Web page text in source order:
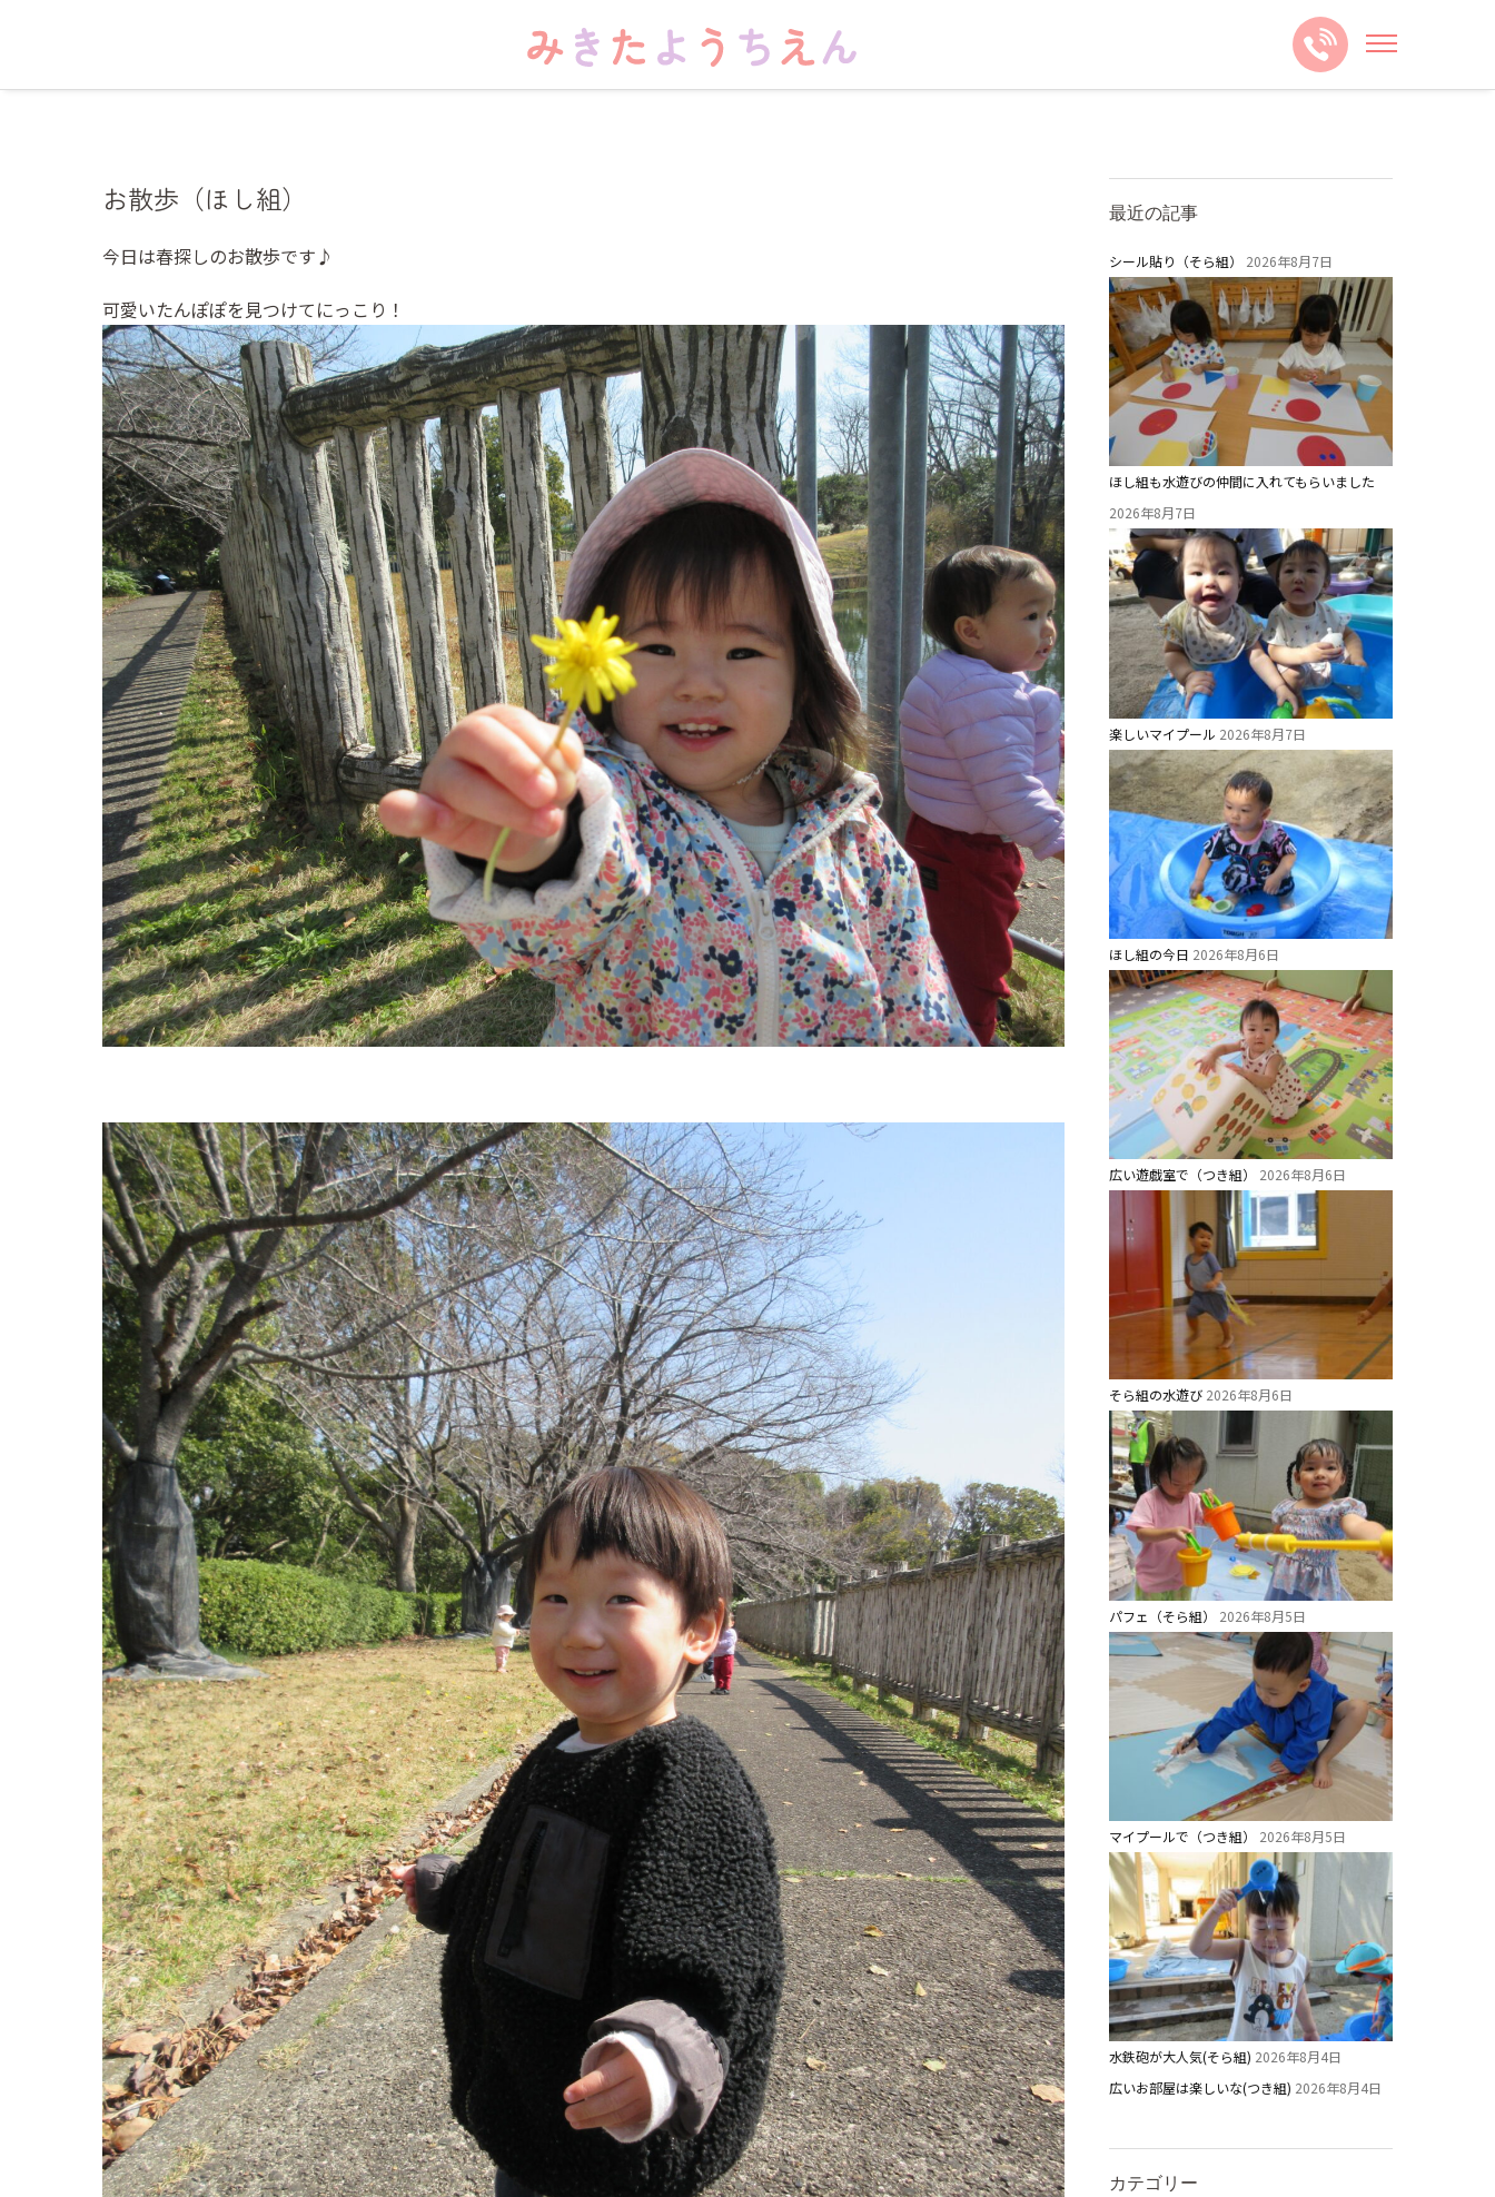
お散歩（ほし組）
今日は春探しのお散歩です♪
可愛いたんぽぽを見つけてにっこり！
最近の記事
シール貼り（そら組） 2026年8月7日
ほし組も水遊びの仲間に入れてもらいました
2026年8月7日
楽しいマイプール 2026年8月7日
ほし組の今日 2026年8月6日
広い遊戯室で（つき組） 2026年8月6日
そら組の水遊び 2026年8月6日
パフェ（そら組） 2026年8月5日
マイプールで（つき組） 2026年8月5日
水鉄砲が大人気(そら組) 2026年8月4日
広いお部屋は楽しいな(つき組) 2026年8月4日
カテゴリー